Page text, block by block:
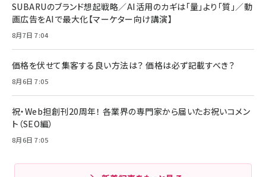
SUBARUのブランド想起戦略／AI活用のカギは「量」より「質」／動
画広告をAIで最大化【マーケター向け講演】
8月7日 7:04
価格を伏せて集客する良い方法は？ 価格は必ず記載すべき？
8月6日 7:05
祝・Web担創刊20周年！ 各業界の専門家から届いたお祝いコメン
ト（SEO編）
8月6日 7:05